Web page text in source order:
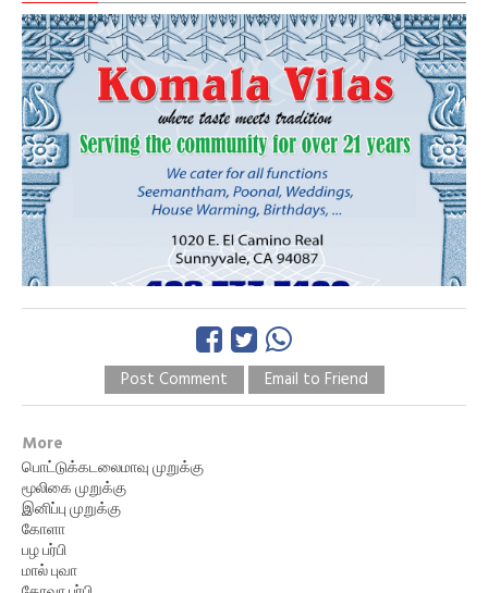
Post Comment Email to Friend
More
பொட்டுக்கடலைமாவு முறுக்கு
மூலிகை முறுக்கு
இனிப்பு முறுக்கு
கோளா
பழ பர்பி
மால் புவா